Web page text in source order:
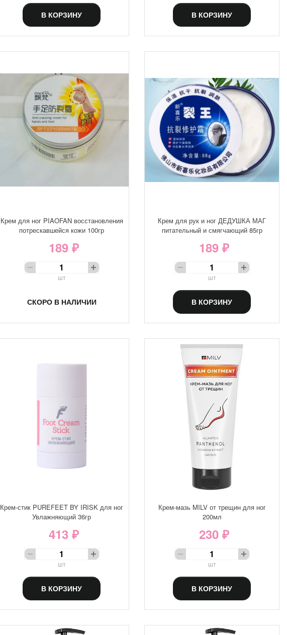
В КОРЗИНУ В КОРЗИНУ
Крем для ног PIAOFAN восстановления
потрескавшейся кожи 100гр
189 ₽
шт
СКОРО В НАЛИЧИИ
Крем для рук и ног ДЕДУШКА МАГ
питательный и смягчающий 85гр
189 ₽
шт
В КОРЗИНУ
Крем-стик PUREFEET BY IRISK для ног
Увлажняющий 36гр
413 ₽
шт
В КОРЗИНУ
Крем-мазь MILV от трещин для ног
200мл
230 ₽
шт
В КОРЗИНУ